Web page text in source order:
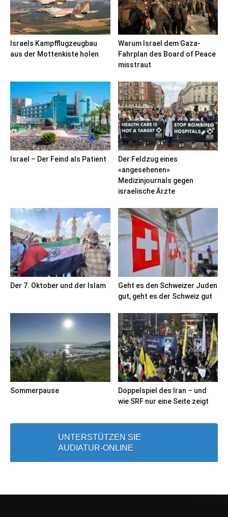
Israels Kampfflugzeugbau
aus der Mottenkiste holen
Warum Israel dem Gaza-
Fahrplan des Board of Peace
misstraut
Israel – Der Feind als Patient
Der Feldzug eines
«angesehenen»
Medizinjournals gegen
israelische Ärzte
Der 7. Oktober und der Islam
Geht es den Schweizer Juden
gut, geht es der Schweiz gut
Sommerpause
Doppelspiel des Iran – und
wie SRF nur eine Seite zeigt
UNTERSTÜTZEN SIE
AUDIATUR-ONLINE